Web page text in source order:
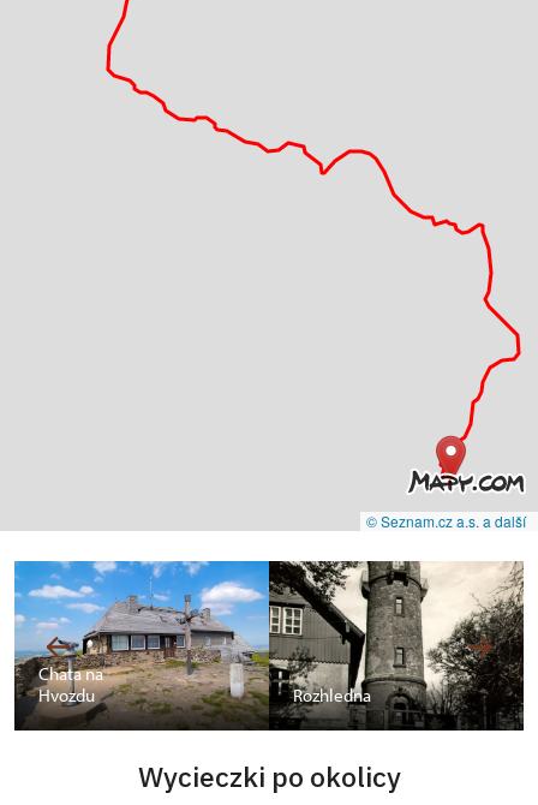
© Seznam.cz a.s. a další
Chata na
Hvozdu
Rozhledna
Wycieczki po okolicy